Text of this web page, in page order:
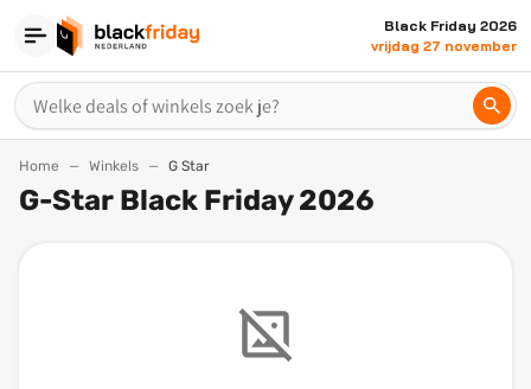
Black Friday 2026
vrijdag 27 november
Home Winkels G Star
G-Star Black Friday 2026